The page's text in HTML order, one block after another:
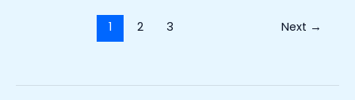
1 2 3 Next →